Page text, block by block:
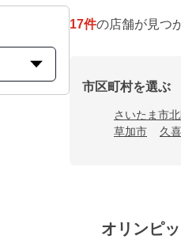
17件の店舗が見つ
市区町村を選ぶ
さいたま市
草加市
久
オリンピ